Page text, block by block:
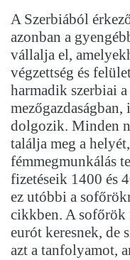
A Szerbiából
azonban a
vállalja el,
végzettség és
harmadik szerbiai
dolgozik. Minden
találja meg a
fémmegmunkálás
fizetéseik 1400 és
ez utóbbi a
cikkben. A sofőrök
eurót keresnek, de
azt a tanfolyamot,